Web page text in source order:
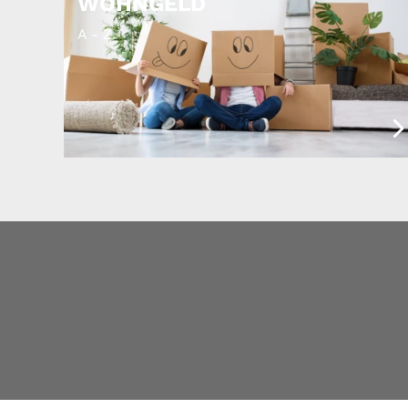
A - Z